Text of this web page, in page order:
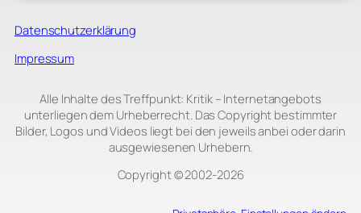
Datenschutzerklärung
Impressum
Alle Inhalte des Treffpunkt: Kritik – Internetangebots
unterliegen dem Urheberrecht. Das Copyright bestimmter
Bilder, Logos und Videos liegt bei den jeweils anbei oder darin
ausgewiesenen Urhebern.
Copyright © 2002‑2026